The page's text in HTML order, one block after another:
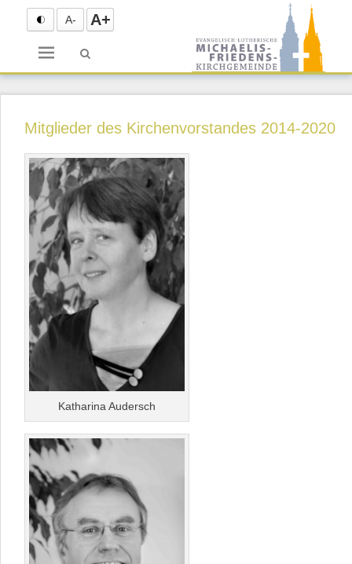
A- A+
Menü
Mitglieder des Kirchenvorstandes 2014-2020
Katharina Audersch